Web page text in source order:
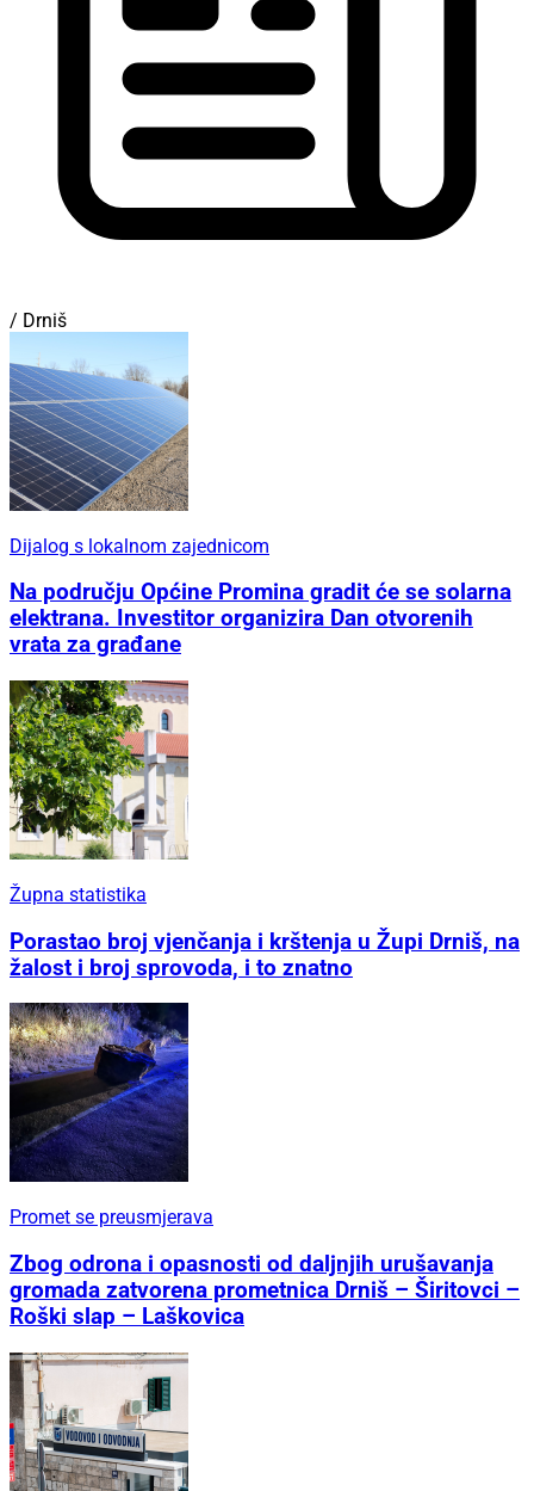
/ Drniš
Dijalog s lokalnom zajednicom
Na području Općine Promina gradit će se solarna
elektrana. Investitor organizira Dan otvorenih
vrata za građane
Župna statistika
Porastao broj vjenčanja i krštenja u Župi Drniš, na
žalost i broj sprovoda, i to znatno
Promet se preusmjerava
Zbog odrona i opasnosti od daljnjih urušavanja
gromada zatvorena prometnica Drniš – Širitovci –
Roški slap – Laškovica